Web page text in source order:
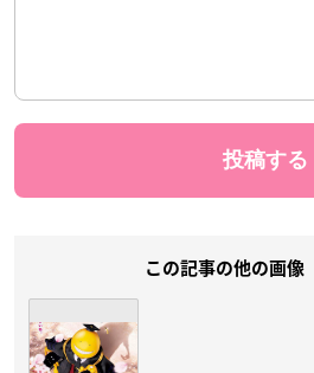
この記事の他の画像